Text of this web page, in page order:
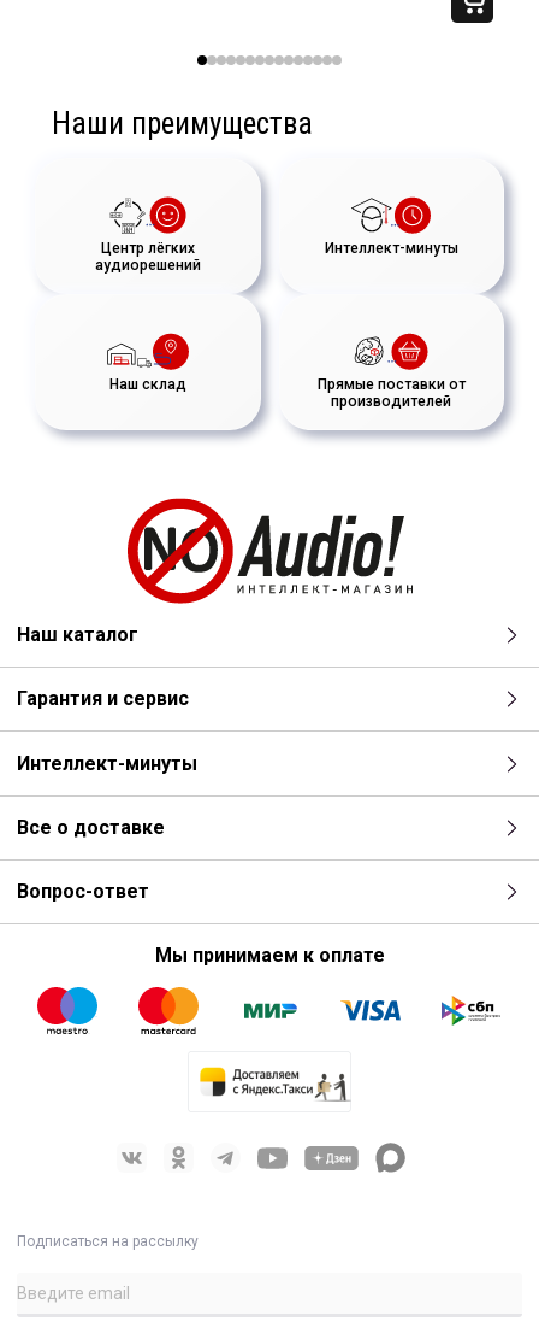
Наши преимущества
Центр лёгких
аудиорешений
Интеллект-минуты
Наш склад
Прямые поставки от
производителей
Наш каталог
Гарантия и сервис
Интеллект-минуты
Все о доставке
Вопрос-ответ
Мы принимаем к оплате
Подписаться на рассылку